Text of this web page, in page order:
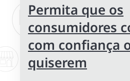
Permita que os
consumidores
com confiança
quiserem